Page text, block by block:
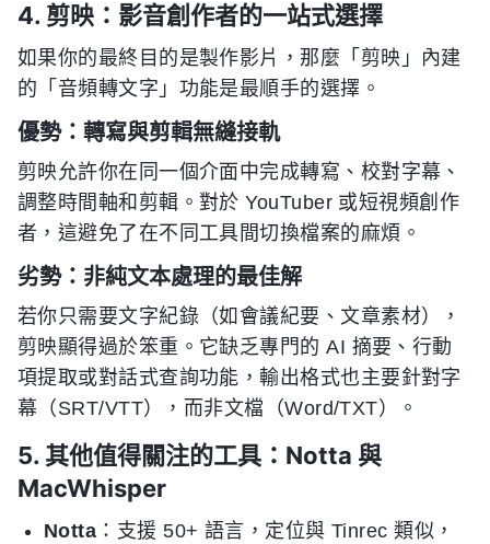
4. 剪映：影音創作者的一站式選擇
如果你的最終目的是製作影片，那麼「剪映」內建
的「音頻轉文字」功能是最順手的選擇。
優勢：轉寫與剪輯無縫接軌
剪映允許你在同一個介面中完成轉寫、校對字幕、
調整時間軸和剪輯。對於 YouTuber 或短視頻創作
者，這避免了在不同工具間切換檔案的麻煩。
劣勢：非純文本處理的最佳解
若你只需要文字紀錄（如會議紀要、文章素材），
剪映顯得過於笨重。它缺乏專門的 AI 摘要、行動
項提取或對話式查詢功能，輸出格式也主要針對字
幕（SRT/VTT），而非文檔（Word/TXT）。
5. 其他值得關注的工具：Notta 與
MacWhisper
Notta ：支援 50+ 語言，定位與 Tinrec 類似，